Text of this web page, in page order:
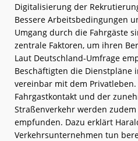
Digitalisierung der
Bessere Arbeitsbedingungen
Umgang durch die Fahrgäste
zentrale Faktoren, um ihren
Laut Deutschland-Umfrage
Beschäftigten die Dienstpläne
vereinbar mit dem
Fahrgastkontakt und der
Straßenverkehr werden
empfunden. Dazu erklärt
Verkehrsunternehmen tun